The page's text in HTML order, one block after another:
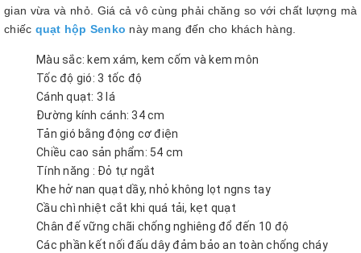
gian vừa và nhỏ. Giá cả vô cùng phải chăng so với chất lượng mà
chiếc quạt hộp Senko này mang đến cho khách hàng.
Màu sắc: kem xám, kem cốm và kem môn
Tốc độ gió: 3 tốc độ
Cánh quạt: 3 lá
Đường kính cánh: 34 cm
Tản gió bằng động cơ điện
Chiều cao sản phẩm: 54 cm
Tính năng : Đỏ tự ngắt
Khe hở nan quạt dầy, nhỏ không lọt ngns tay
Cầu chì nhiệt cắt khi quá tải, kẹt quạt
Chân đế vững chãi chống nghiêng đổ đến 10 độ
Các phần kết nối đấu dây đảm bảo an toàn chống cháy